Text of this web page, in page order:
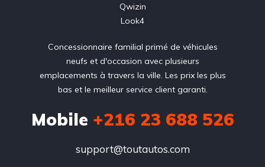
Qwizin
Look4
Concessionnaire familial primé de véhicules
neufs et d'occasion avec plusieurs
emplacements à travers la ville. Les prix les plus
bas et le meilleur service client garanti.
Mobile +216 23 688 526
support@toutautos.com